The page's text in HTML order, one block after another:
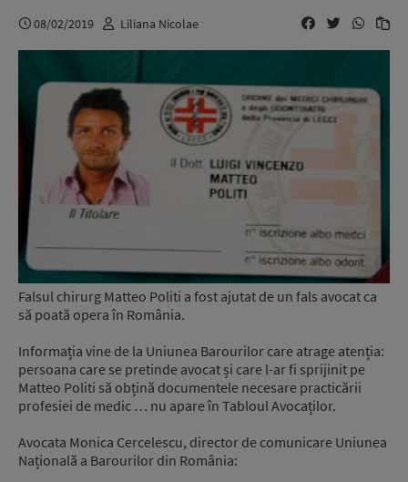
08/02/2019 Liliana Nicolae
Falsul chirurg Matteo Politi a fost ajutat de un fals avocat ca
să poată opera în România.
Informația vine de la Uniunea Barourilor care atrage atenția:
persoana care se pretinde avocat și care l-ar fi sprijinit pe
Matteo Politi să obțină documentele necesare practicării
profesiei de medic … nu apare în Tabloul Avocaților.
Avocata Monica Cercelescu, director de comunicare Uniunea
Națională a Barourilor din România: